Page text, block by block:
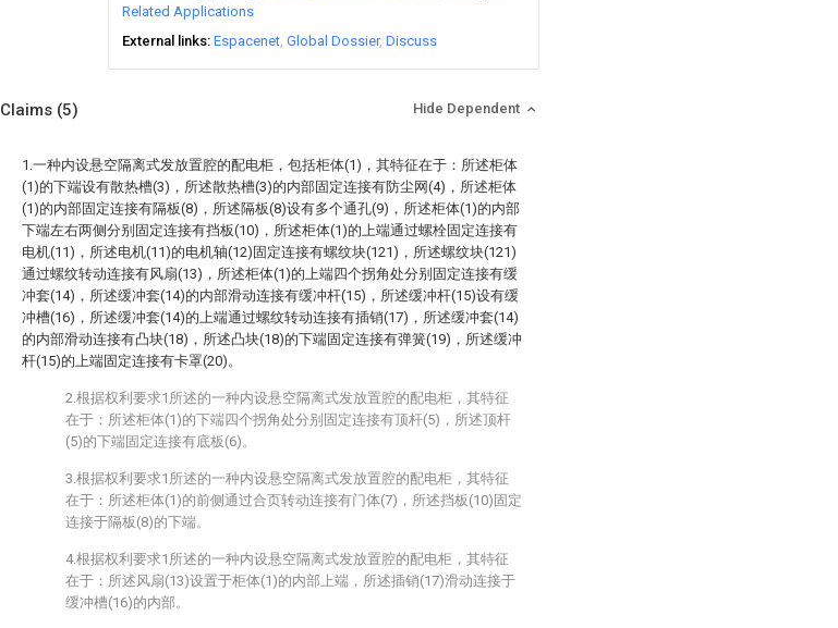
Related Applications
External links Espacenet Global Dossier Discuss
Claims (5) Hide Dependent
1.一种内设悬空隔离式发放置腔的配电柜，包括柜体(1)，其特征在于：所述柜体
(1)的下端设有散热槽(3)，所述散热槽(3)的内部固定连接有防尘网(4)，所述柜体
(1)的内部固定连接有隔板(8)，所述隔板(8)设有多个通孔(9)，所述柜体(1)的内部
下端左右两侧分别固定连接有挡板(10)，所述柜体(1)的上端通过螺栓固定连接有
电机(11)，所述电机(11)的电机轴(12)固定连接有螺纹块(121)，所述螺纹块(121)
通过螺纹转动连接有风扇(13)，所述柜体(1)的上端四个拐角处分别固定连接有缓
冲套(14)，所述缓冲套(14)的内部滑动连接有缓冲杆(15)，所述缓冲杆(15)设有缓
冲槽(16)，所述缓冲套(14)的上端通过螺纹转动连接有插销(17)，所述缓冲套(14)
的内部滑动连接有凸块(18)，所述凸块(18)的下端固定连接有弹簧(19)，所述缓冲
杆(15)的上端固定连接有卡罩(20)。
2.根据权利要求1所述的一种内设悬空隔离式发放置腔的配电柜，其特征
在于：所述柜体(1)的下端四个拐角处分别固定连接有顶杆(5)，所述顶杆
(5)的下端固定连接有底板(6)。
3.根据权利要求1所述的一种内设悬空隔离式发放置腔的配电柜，其特征
在于：所述柜体(1)的前侧通过合页转动连接有门体(7)，所述挡板(10)固定
连接于隔板(8)的下端。
4.根据权利要求1所述的一种内设悬空隔离式发放置腔的配电柜，其特征
在于：所述风扇(13)设置于柜体(1)的内部上端，所述插销(17)滑动连接于
缓冲槽(16)的内部。